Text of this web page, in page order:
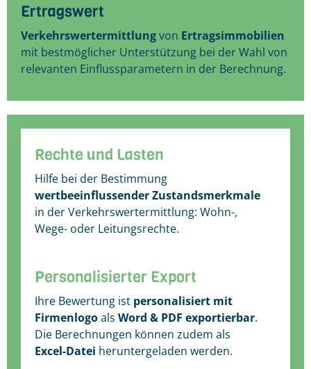
Ertragswert
Verkehrswertermittlungvon Ertragsimmobilien
mit bestmöglicher Unterstützung bei der Wahl von
relevanten Einflussparametern in der Berechnung.
Rechte und Lasten
Hilfe bei der Bestimmung
wertbeeinflussender Zustandsmerkmale
in der Verkehrswertermittlung: Wohn-,
Wege- oder Leitungsrechte.
Personalisierter Export
Ihre Bewertung ist personalisiert mit
Firmenlogoals Word & PDF exportierbar.
Die Berechnungen können zudem als
Excel-Datei heruntergeladen werden.